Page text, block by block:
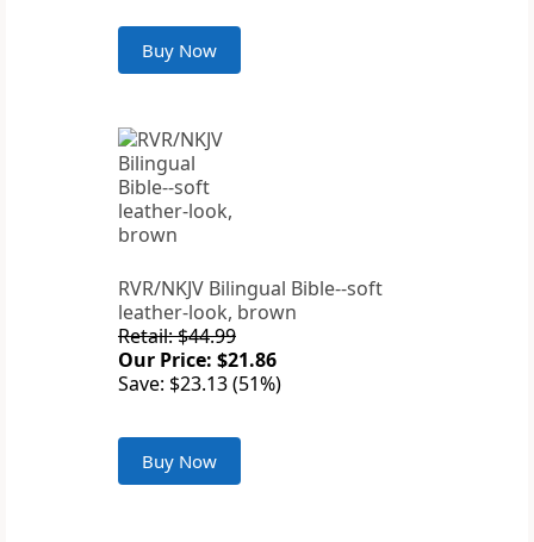
Buy Now
RVR/NKJV Bilingual Bible--soft
leather-look, brown
Retail: $44.99
Our Price: $21.86
Save: $23.13 (51%)
Buy Now